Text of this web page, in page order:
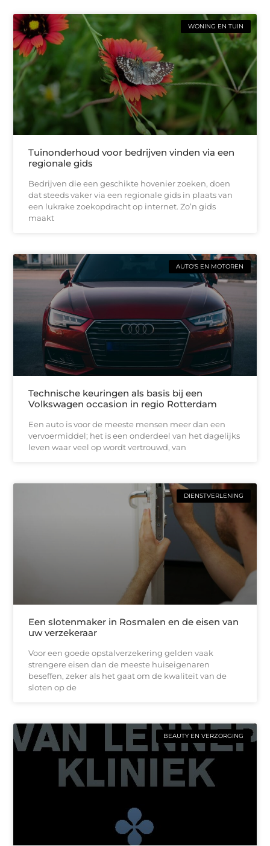
WONING EN TUIN
Tuinonderhoud voor bedrijven vinden via een
regionale gids
Bedrijven die een geschikte hovenier zoeken, doen
dat steeds vaker via een regionale gids in plaats van
een lukrake zoekopdracht op internet. Zo’n gids
maakt
AUTO'S EN MOTOREN
Technische keuringen als basis bij een
Volkswagen occasion in regio Rotterdam
Een auto is voor de meeste mensen meer dan een
vervoermiddel; het is een onderdeel van het dagelijks
leven waar veel op wordt vertrouwd, van
DIENSTVERLENING
Een slotenmaker in Rosmalen en de eisen van
uw verzekeraar
Voor een goede opstalverzekering gelden vaak
strengere eisen dan de meeste huiseigenaren
beseffen, zeker als het gaat om de kwaliteit van de
sloten op de
BEAUTY EN VERZORGING